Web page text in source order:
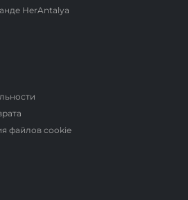
HerAntalya
файлов cookie